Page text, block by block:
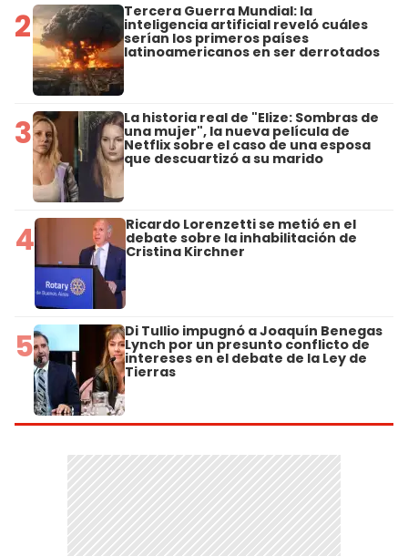
2 Tercera Guerra Mundial: la
inteligencia artificial reveló cuáles
serían los primeros países
latinoamericanos en ser derrotados
3 La historia real de "Elize: Sombras de
una mujer", la nueva película de
Netflix sobre el caso de una esposa
que descuartizó a su marido
4 Ricardo Lorenzetti se metió en el
debate sobre la inhabilitación de
Cristina Kirchner
5 Di Tullio impugnó a Joaquín Benegas
Lynch por un presunto conflicto de
intereses en el debate de la Ley de
Tierras